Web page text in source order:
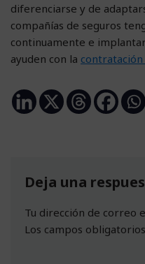
diferenciarse y de
compañías de seguros
continuamente e
ayuden con la
Deja una
Tu dirección de correo
Los campos